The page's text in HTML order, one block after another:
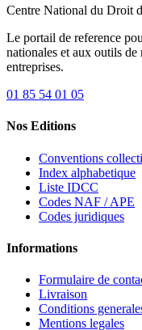
Centre National du Droit
Le portail de reference
nationales et aux outils
entreprises.
01 85 54 01 05
Nos Editions
Conventions
Index alphabetique
Liste IDCC
Codes NAF / APE
Codes juridiques
Informations
Formulaire de
Livraison
Conditions
Mentions legales